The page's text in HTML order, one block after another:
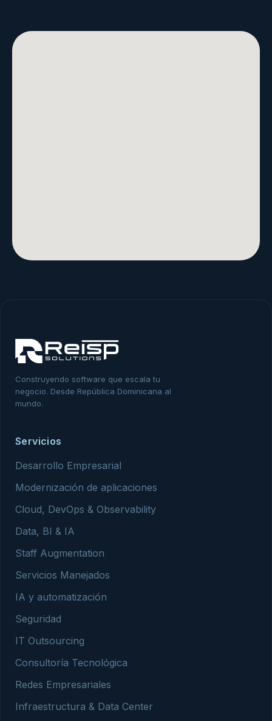
Construyendo software que escala tu
negocio. Desde República Dominicana al
mundo.
Servicios
Desarrollo Empresarial
Modernización de aplicaciones
Cloud, DevOps & Observability
Data, BI & IA
Staff Augmentation
Servicios Manejados
IA y automatización
Seguridad
IT Outsourcing
Consultoría Tecnológica
Redes Empresariales
Infraestructura & Data Center